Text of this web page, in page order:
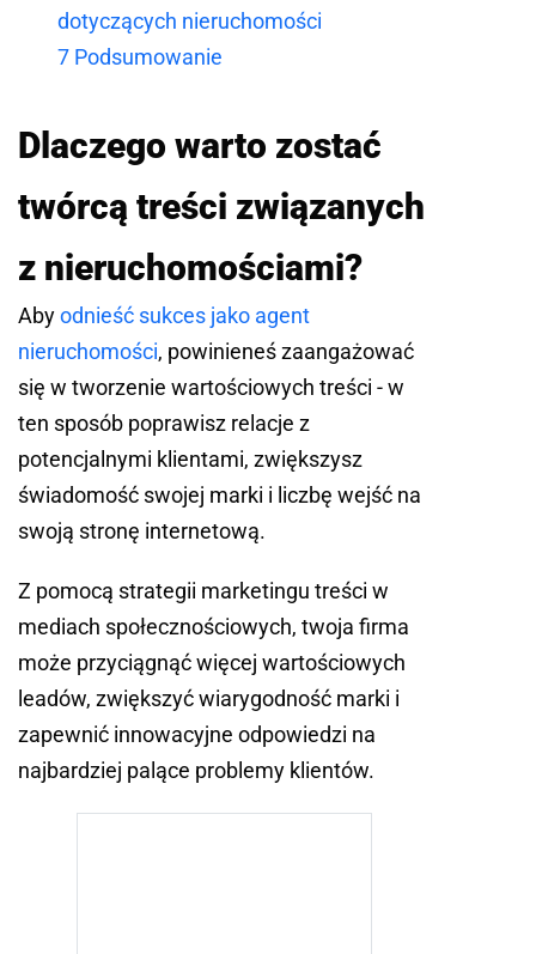
dotyczących nieruchomości
7 Podsumowanie
Dlaczego warto zostać
twórcą treści związanych
z nieruchomościami?
Abyodnieść sukces jako agent
nieruchomości, powinieneś zaangażować
się w tworzenie wartościowych treści - w
ten sposób poprawisz relacje z
potencjalnymi klientami, zwiększysz
świadomość swojej marki i liczbę wejść na
swoją stronę internetową.
Z pomocą strategii marketingu treści w
mediach społecznościowych, twoja firma
może przyciągnąć więcej wartościowych
leadów, zwiększyć wiarygodność marki i
zapewnić innowacyjne odpowiedzi na
najbardziej palące problemy klientów.